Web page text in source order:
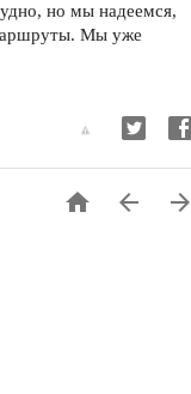
но мы надеемся,
Мы уже
  